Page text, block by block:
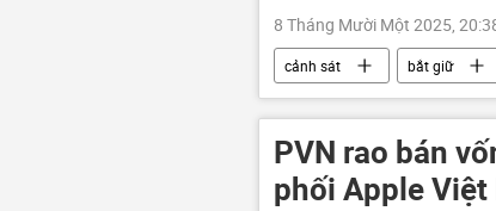
8 Tháng Mười Một 2025,
cảnh sát bắt giữ
nghi phạm
PVN rao bán
phối Apple Việt